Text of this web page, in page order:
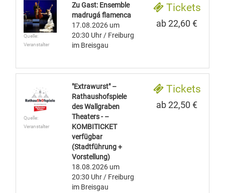
Quelle:
Veranstalter
Zu Gast: Ensemble
madrugá flamenca
17.08.2026 um
20:30 Uhr / Freiburg
im Breisgau
Tickets
ab 22,60 €
Quelle:
Veranstalter
"Extrawurst" –
Rathaushofspiele
des Wallgraben
Theaters - –
KOMBITICKET
verfügbar
(Stadtführung +
Vorstellung)
18.08.2026 um
20:30 Uhr / Freiburg
im Breisgau
Tickets
ab 22,50 €